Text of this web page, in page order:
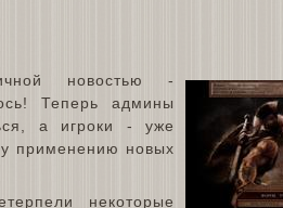
новостью -
Теперь админы
а игроки - уже
применению новых
некоторые